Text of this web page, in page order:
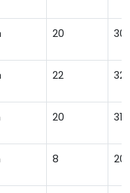
20
22
20 310
8